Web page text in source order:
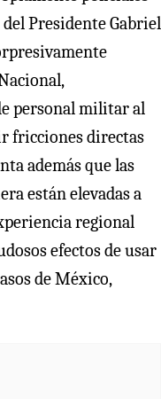
Presidente Gabriel
personal militar al
fricciones directas
además que las
están elevadas a
regional
efectos de usar
de México,